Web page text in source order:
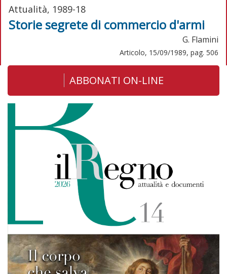
Attualità, 1989-18
Storie segrete di commercio d'armi
G. Flamini
Articolo, 15/09/1989, pag. 506
ABBONATI ON-LINE